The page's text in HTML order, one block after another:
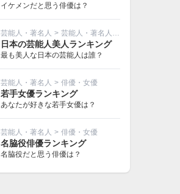
イケメンだと思う俳優は？
芸能人・著名人 > 芸能人・著名人その他
日本の芸能人美人ランキング
最も美人な日本の芸能人は誰？
芸能人・著名人 > 俳優・女優
若手女優ランキング
あなたが好きな若手女優は？
芸能人・著名人 > 俳優・女優
名脇役俳優ランキング
名脇役だと思う俳優は？